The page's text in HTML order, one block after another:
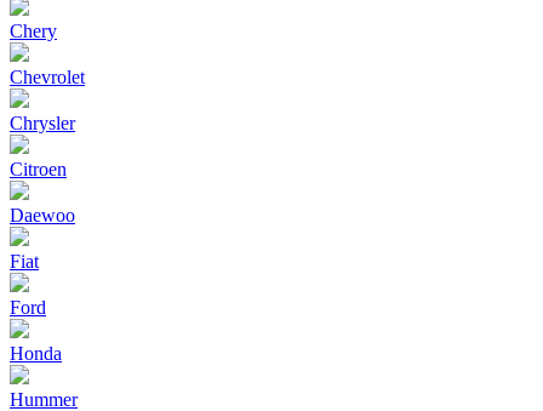
Chery
Chevrolet
Chrysler
Citroen
Daewoo
Fiat
Ford
Honda
Hummer